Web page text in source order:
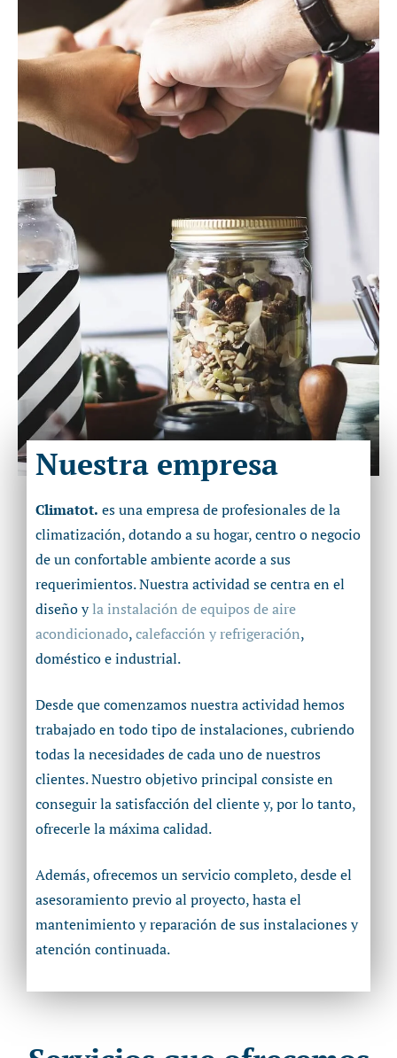
Nuestra empresa
Climatot. es una empresa de profesionales de la
climatización, dotando a su hogar, centro o negocio
de un confortable ambiente acorde a sus
requerimientos. Nuestra actividad se centra en el
diseño yla instalación de equipos de aire
acondicionado,calefacción y refrigeración,
doméstico e industrial.
Desde que comenzamos nuestra actividad hemos
trabajado en todo tipo de instalaciones, cubriendo
todas la necesidades de cada uno de nuestros
clientes. Nuestro objetivo principal consiste en
conseguir la satisfacción del cliente y, por lo tanto,
ofrecerle la máxima calidad.
Además, ofrecemos un servicio completo, desde el
asesoramiento previo al proyecto, hasta el
mantenimiento y reparación de sus instalaciones y
atención continuada.